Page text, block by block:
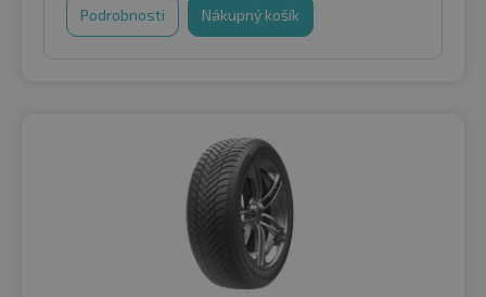
Podrobnosti Nákupný košík